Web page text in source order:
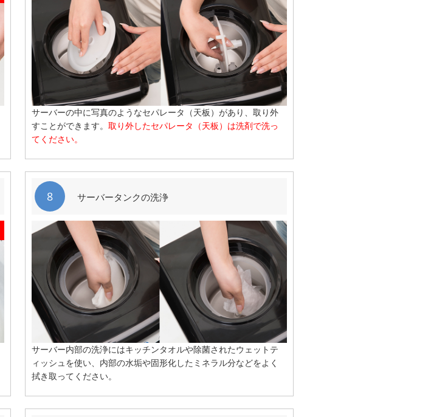
サーバーの中に写真のようなセパレータ（天板）があり、取り外
すことができます。 取り外したセパレータ（天板）は洗剤で洗っ
てください。
8 サーバータンクの洗浄
サーバー内部の洗浄にはキッチンタオルや除菌されたウェットテ
ィッシュを使い、内部の水垢や固形化したミネラル分などをよく
拭き取ってください。